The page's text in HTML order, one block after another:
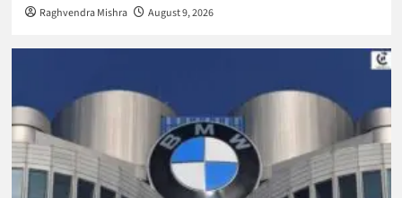
Raghvendra Mishra August 9, 2026